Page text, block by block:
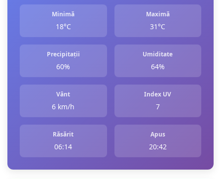
Minimă
18°C
Maximă
31°C
Precipitații
60%
Umiditate
64%
Vânt
6 km/h
Index UV
7
Răsărit
06:14
Apus
20:42